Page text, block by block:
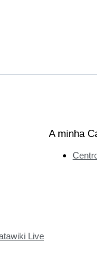
Live
A minha